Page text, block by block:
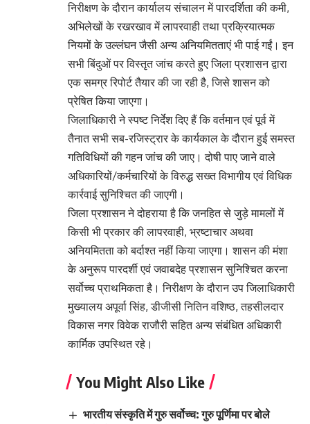
निरीक्षण के दौरान कार्यालय संचालन में पारदर्शिता की कमी,
अभिलेखों के रखरखाव में लापरवाही तथा प्रक्रियात्मक
नियमों के उल्लंघन जैसी अन्य अनियमितताएं भी पाई गईं। इन
सभी बिंदुओं पर विस्तृत जांच करते हुए जिला प्रशासन द्वारा
एक समग्र रिपोर्ट तैयार की जा रही है, जिसे शासन को
प्रेषित किया जाएगा।
जिलाधिकारी ने स्पष्ट निर्देश दिए हैं कि वर्तमान एवं पूर्व में
तैनात सभी सब-रजिस्ट्रार के कार्यकाल के दौरान हुई समस्त
गतिविधियों की गहन जांच की जाए। दोषी पाए जाने वाले
अधिकारियों/कर्मचारियों के विरुद्ध सख्त विभागीय एवं विधिक
कार्रवाई सुनिश्चित की जाएगी।
जिला प्रशासन ने दोहराया है कि जनहित से जुड़े मामलों में
किसी भी प्रकार की लापरवाही, भ्रष्टाचार अथवा
अनियमितता को बर्दाश्त नहीं किया जाएगा। शासन की मंशा
के अनुरूप पारदर्शी एवं जवाबदेह प्रशासन सुनिश्चित करना
सर्वोच्च प्राथमिकता है। निरीक्षण के दौरान उप जिलाधिकारी
मुख्यालय अपूर्वा सिंह, डीजीसी नितिन वशिष्ठ, तहसीलदार
विकास नगर विवेक राजौरी सहित अन्य संबंधित अधिकारी
कार्मिक उपस्थित रहे।
You Might Also Like
भारतीय संस्कृति में गुरु सर्वोच्च: गुरु पूर्णिमा पर बोले